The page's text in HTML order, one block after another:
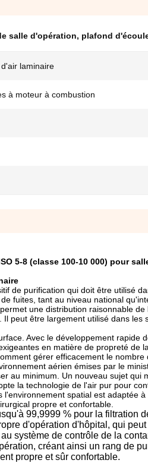
salle d'opération, plafond
laminaire
à moteur à combustion
5-8 (classe 100-10 000) pour
de purification qui doit être utilisé
fuites, tant au niveau national
une distribution raisonnable
peut être largement utilisé dans
Avec le développement
en matière de propreté
gérer efficacement le
aérien émises par le
au minimum. Un nouveau sujet
la technologie de l'air pur pour
spatial est adaptée
propre et confortable.
99,9999 % pour la
d'opération d'hôpital, qui
système de contrôle de la
créant ainsi un rang de
propre et sûr confortable.